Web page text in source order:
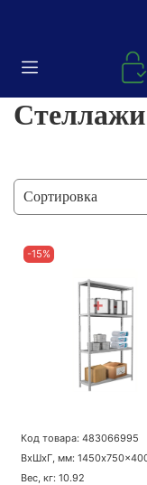
-15%
Код товара: 483066995
ВхШхГ, мм:
Вес, кг: 10.92